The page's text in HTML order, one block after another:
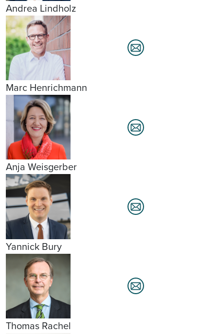
Andrea Lindholz
Marc Henrichmann
Anja Weisgerber
Yannick Bury
Thomas Rachel